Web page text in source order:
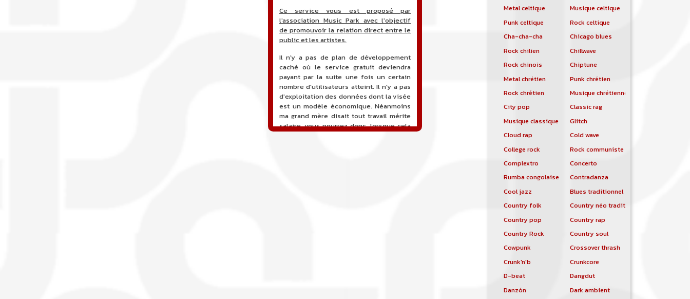
Metal celtique
Musique celtique
Punk celtique
Rock celtique
Cha-cha-cha
Chicago blues
Rock chilien
Chillwave
Rock chinois
Chiptune
Metal chrétien
Punk chrétien
Rock chrétien
Musique chrétienne contemporaine
City pop
Classic rag
Musique classique
Glitch
Cloud rap
Cold wave
College rock
Rock communiste
Complextro
Concerto
Rumba congolaise
Contradanza
Cool jazz
Blues traditionnel
Country folk
Country néo traditionnelle
Country pop
Country rap
Country Rock
Country soul
Cowpunk
Crossover thrash
Crunk'n'b
Crunkcore
D-beat
Dangdut
Danzón
Dark ambient
Ce service vous est proposé par
l'association Music Park avec l'objectif
de promouvoir la relation direct entre le
public et les artistes.
Il n'y a pas de plan de développement
caché où le service gratuit deviendra
payant par la suite une fois un certain
nombre d'utilisateurs atteint. Il n'y a pas
d'exploitation des données dont la visée
est un modèle économique. Néanmoins
ma grand mère disait tout travail mérite
salaire, vous pourrez donc, lorsque cela